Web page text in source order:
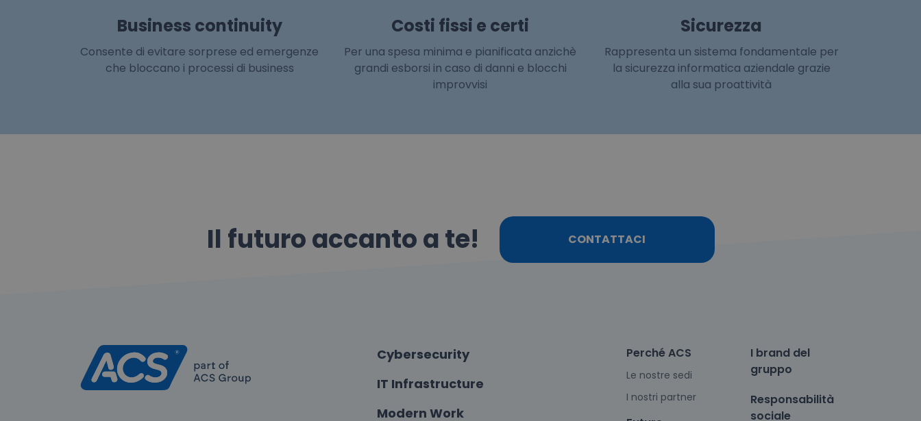
Business continuity
Consente di evitare sorprese ed emergenze
che bloccano i processi di business
Costi fissi e certi
Per una spesa minima e pianificata anzichè
grandi esborsi in caso di danni e blocchi
improvvisi
Sicurezza
Rappresenta un sistema fondamentale per
la sicurezza informatica aziendale grazie
alla sua proattività
Il futuro accanto a te! CONTATTACI
Cybersecurity
IT Infrastructure
Modern Work
Perché ACS
Le nostre sedi
I nostri partner
I brand del
gruppo
Responsabilità
sociale